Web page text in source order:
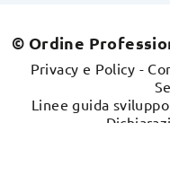
© Ordine
Privacy e Policy -
Linee guida